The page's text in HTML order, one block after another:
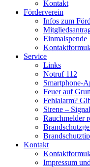
Kontakt
Förderverein
Infos zum
Einmalspende
Service
Links
Notruf 112
Smartphone-
Feuer auf
Fehlalarm?
Sirene –
Rauchmelder
Kontakt
Impressum